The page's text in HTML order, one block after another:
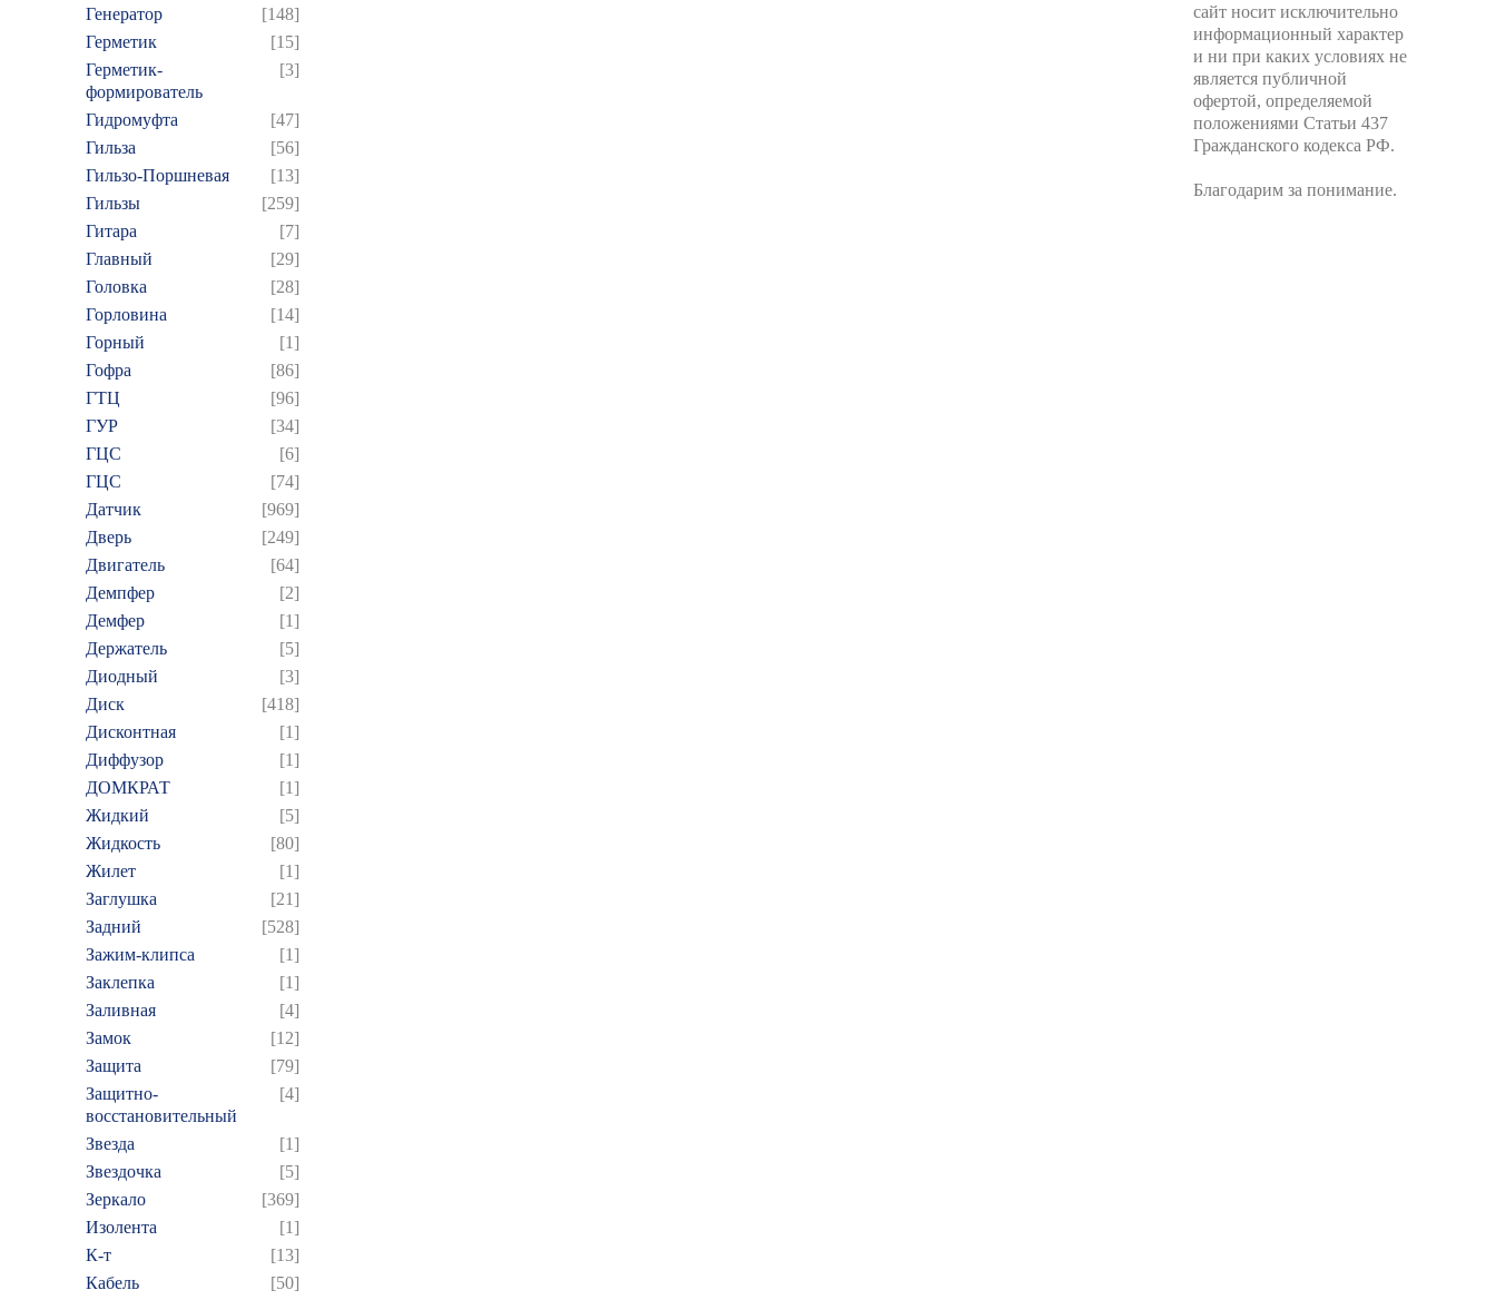
Генератор
[148]
Герметик
[15]
Герметик-
формирователь
[3]
Гидромуфта
[47]
Гильза
[56]
Гильзо-Поршневая
[13]
Гильзы
[259]
Гитара
[7]
Главный
[29]
Головка
[28]
Горловина
[14]
Горный
[1]
Гофра
[86]
ГТЦ
[96]
ГУР
[34]
ГЦC
[6]
ГЦС
[74]
Датчик
[969]
Дверь
[249]
Двигатель
[64]
Демпфер
[2]
Демфер
[1]
Держатель
[5]
Диодный
[3]
Диск
[418]
Дисконтная
[1]
Диффузор
[1]
ДОМКРАТ
[1]
Жидкий
[5]
Жидкость
[80]
Жилет
[1]
Заглушка
[21]
Задний
[528]
Зажим-клипса
[1]
Заклепка
[1]
Заливная
[4]
Замок
[12]
Защита
[79]
Защитно-
восстановительный
[4]
Звезда
[1]
Звездочка
[5]
Зеркало
[369]
Изолента
[1]
К-т
[13]
Кабель
[50]
сайт носит исключительно
информационный характер
и ни при каких условиях не
является публичной
офертой, определяемой
положениями Статьи 437
Гражданского кодекса РФ.
Благодарим за понимание.